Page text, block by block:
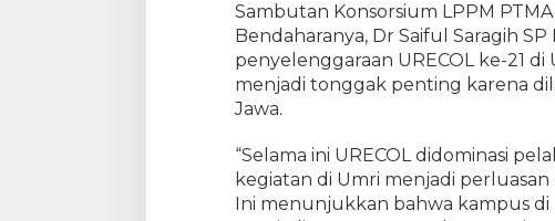
Sambutan Konsorsium LPPM
Bendaharanya, Dr Saiful Saragih SP
penyelenggaraan URECOL ke-21
menjadi tonggak penting karena
Jawa.
“Selama ini URECOL didominasi
kegiatan di Umri menjadi
Ini menunjukkan bahwa kampus